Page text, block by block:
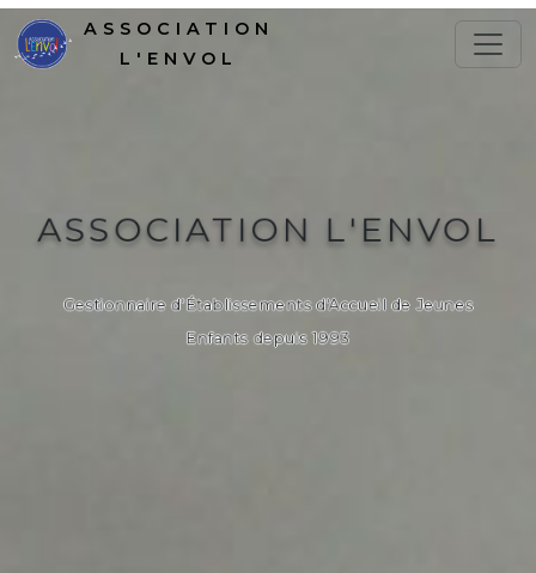
ASSOCIATION
L'ENVOL
ASSOCIATION L'ENVOL
Gestionnaire d'Établissements d'Accueil de Jeunes
Enfants depuis 1993